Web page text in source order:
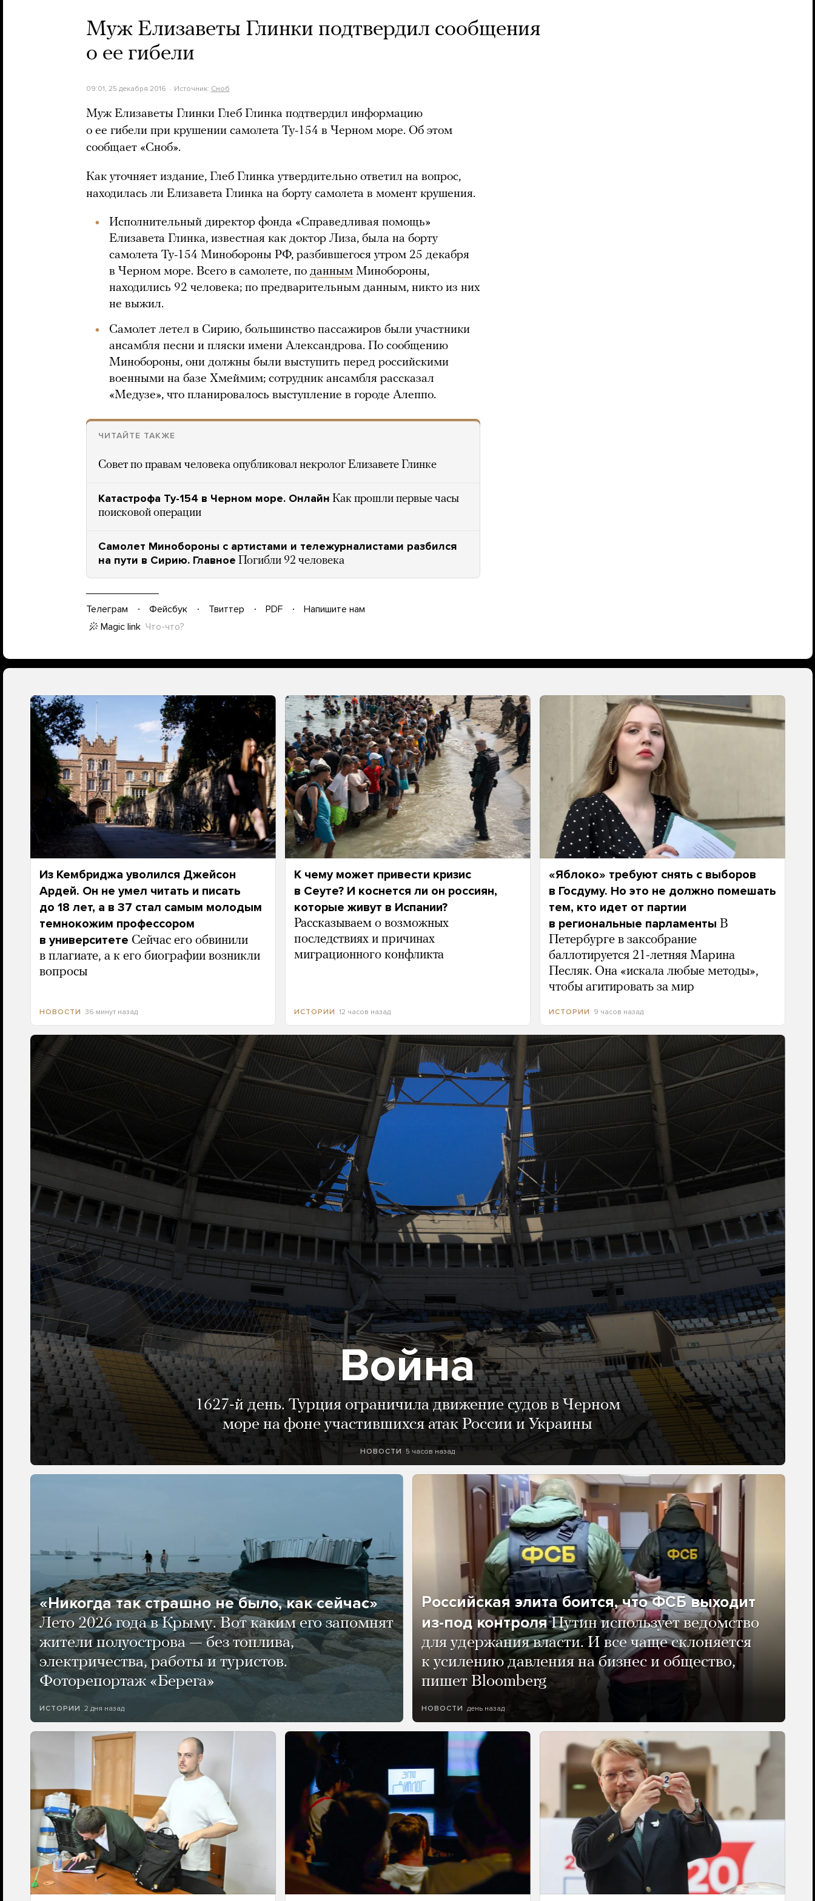
Муж Елизаветы Глинки подтвердил сообщения
о ее гибели
09:01, 25 декабря 2016 Источник: Сноб
Муж Елизаветы Глинки Глеб Глинка подтвердил информацию
о ее гибели при крушении самолета Ту-154 в Черном море. Об этом
сообщает «Сноб».
Как уточняет издание, Глеб Глинка утвердительно ответил на вопрос,
находилась ли Елизавета Глинка на борту самолета в момент крушения.
Исполнительный директор фонда «Справедливая помощь»
Елизавета Глинка, известная как доктор Лиза, была на борту
самолета Ту-154 Минобороны РФ, разбившегося утром 25 декабря
в Черном море. Всего в самолете, по данным Минобороны,
находились 92 человека; по предварительным данным, никто из них
не выжил.
Самолет летел в Сирию, большинство пассажиров были участники
ансамбля песни и пляски имени Александрова. По сообщению
Минобороны, они должны были выступить перед российскими
военными на базе Хмеймим; сотрудник ансамбля рассказал
«Медузе», что планировалось выступление в городе Алеппо.
ЧИТАЙТЕ ТАКЖЕ
Совет по правам человека опубликовал некролог Елизавете Глинке
Катастрофа Ту-154 в Черном море. Онлайн Как прошли первые часы
поисковой операции
Самолет Минобороны с артистами и тележурналистами разбился
на пути в Сирию. Главное Погибли 92 человека
Телеграм Фейсбук Твиттер PDF
Напишите нам
Magic link Что-что?
Из Кембриджа уволился Джейсон
Ардей. Он не умел читать и писать
до 18 лет, а в 37 стал самым молодым
темнокожим профессором
в университете Сейчас его обвинили
в плагиате, а к его биографии возникли
вопросы
НОВОСТИ 36 минут назад
К чему может привести кризис
в Сеуте? И коснется ли он россиян,
которые живут в Испании?
Рассказываем о возможных
последствиях и причинах
миграционного конфликта
ИСТОРИИ 12 часов назад
«Яблоко» требуют снять с выборов
в Госдуму. Но это не должно помешать
тем, кто идет от партии
в региональные парламенты В
Петербурге в заксобрание
баллотируется 21-летняя Марина
Песляк. Она «искала любые методы»,
чтобы агитировать за мир
ИСТОРИИ 9 часов назад
Война
1627-й день. Турция ограничила движение судов в Черном
море на фоне участившихся атак России и Украины
НОВОСТИ 5 часов назад
«Никогда так страшно не было, как сейчас»
Лето 2026 года в Крыму. Вот каким его запомнят
жители полуострова — без топлива,
электричества, работы и туристов.
Фоторепортаж «Берега»
ИСТОРИИ 2 дня назад
Российская элита боится, что ФСБ выходит
из-под контроля Путин использует ведомство
для удержания власти. И все чаще склоняется
к усилению давления на бизнес и общество,
пишет Bloomberg
НОВОСТИ день назад